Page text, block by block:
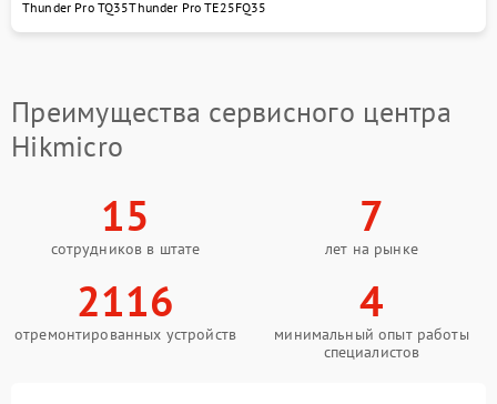
Вертикальные-
Не работает энкодер
управления меню
Не запускается
тепловизионный
прибор
5500 рублей
Запускается и гаснет 7200 рублей
3300 рублей
Thunder Pro TQ35Thunder Pro TE25FQ35
Преимущества сервисного центра
Hikmicro
15
сотрудников в штате
7
лет на рынке
2116
отремонтированных устройств
4
минимальный опыт работы
специалистов